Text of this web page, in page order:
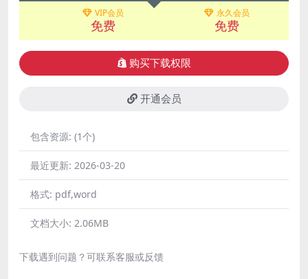
VIP会员
免费
永久会员
免费
购买下载权限
开通会员
包含资源: (1个)
最近更新: 2026-03-20
格式: pdf,word
文档大小: 2.06MB
下载遇到问题？可联系客服或反馈